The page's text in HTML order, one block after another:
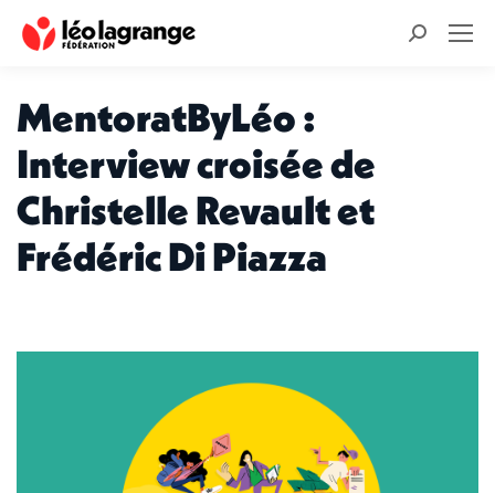
Recherche
MentoratByLéo :
Interview croisée de
Christelle Revault et
Frédéric Di Piazza